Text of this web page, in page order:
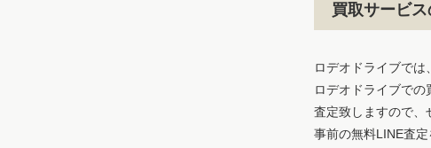
買取サービ
ロデオドライブでは
ロデオドライブで
査定致しますので、
事前の無料LINE査